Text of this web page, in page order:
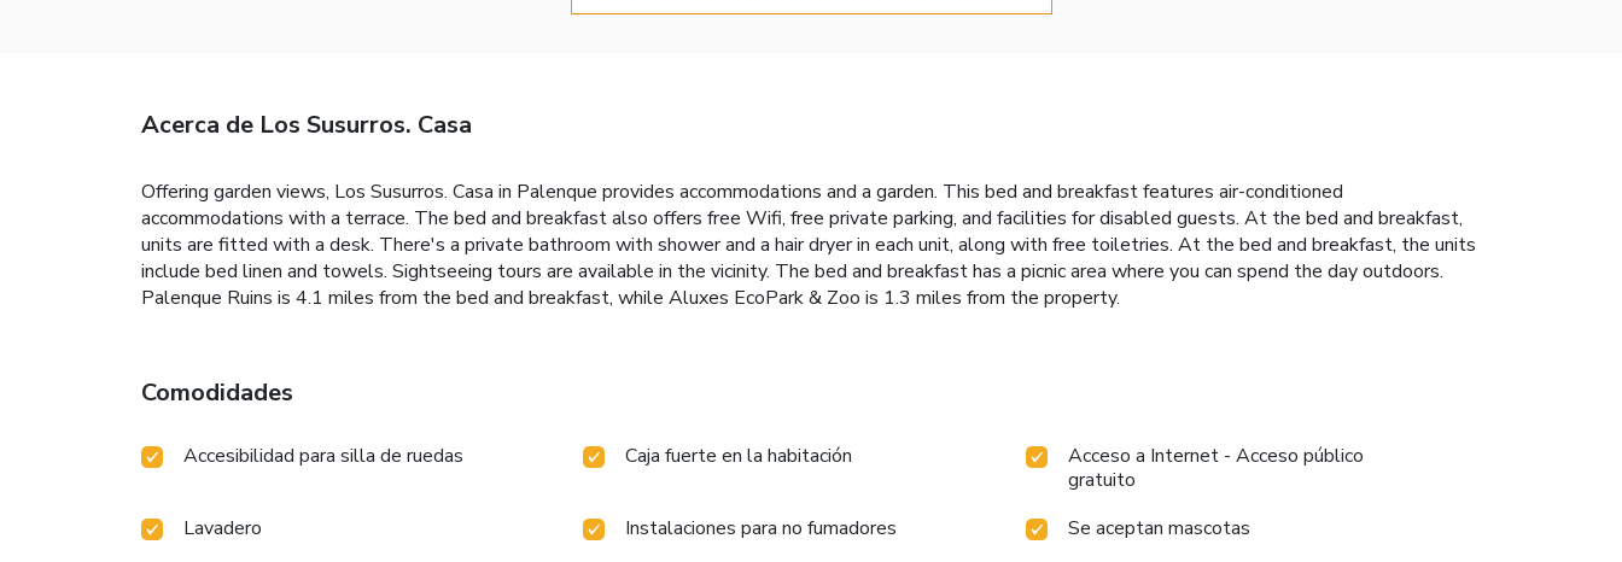
Acerca de Los Susurros. Casa
Offering garden views, Los Susurros. Casa in Palenque provides accommodations and a garden. This bed and breakfast features air-conditioned
accommodations with a terrace. The bed and breakfast also offers free Wifi, free private parking, and facilities for disabled guests. At the bed and breakfast,
units are fitted with a desk. There's a private bathroom with shower and a hair dryer in each unit, along with free toiletries. At the bed and breakfast, the units
include bed linen and towels. Sightseeing tours are available in the vicinity. The bed and breakfast has a picnic area where you can spend the day outdoors.
Palenque Ruins is 4.1 miles from the bed and breakfast, while Aluxes EcoPark & Zoo is 1.3 miles from the property.
Comodidades
Accesibilidad para silla de ruedas Caja fuerte en la habitación
Acceso a Internet - Acceso público
gratuito
Lavadero
Instalaciones para no fumadores Se aceptan mascotas